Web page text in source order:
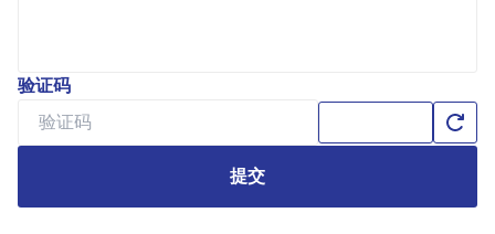
验证码
提交